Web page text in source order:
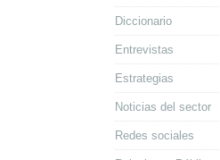
Diccionario
Entrevistas
Estrategias
Noticias del sector
Redes sociales